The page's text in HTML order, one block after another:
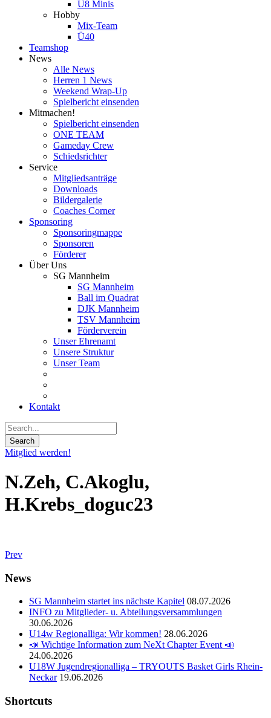
U8 Minis
Hobby
Mix-Team
Ü40
Teamshop
News
Alle News
Herren 1 News
Weekend Wrap-Up
Spielbericht einsenden
Mitmachen!
Spielbericht einsenden
ONE TEAM
Gameday Crew
Schiedsrichter
Service
Mitgliedsanträge
Downloads
Bildergalerie
Coaches Corner
Sponsoring
Sponsoringmappe
Sponsoren
Förderer
Über Uns
SG Mannheim
SG Mannheim
Ball im Quadrat
DJK Mannheim
TSV Mannheim
Förderverein
Unser Ehrenamt
Unsere Struktur
Unser Team
Kontakt
Mitglied werden!
N.Zeh, C.Akoglu,
H.Krebs_doguc23
Prev
News
SG Mannheim startet ins nächste Kapitel 08.07.2026
INFO zu Mitglieder- u. Abteilungsversammlungen
30.06.2026
U14w Regionalliga: Wir kommen! 28.06.2026
📣 Wichtige Information zum NeXt Chapter Event 📣
24.06.2026
U18W Jugendregionalliga – TRYOUTS Basket Girls Rhein-
Neckar 19.06.2026
Shortcuts